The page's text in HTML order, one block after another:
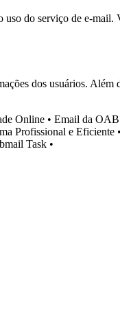
do serviço de e-
dos usuários.
Online • Email da OAB
Profissional e Eficiente •
Task •